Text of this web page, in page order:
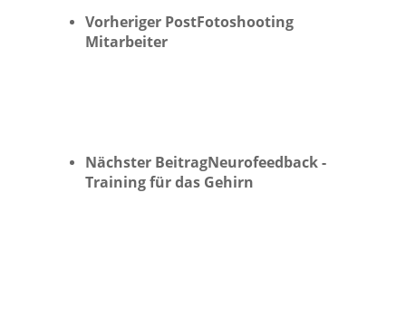
Vorheriger PostFotoshooting
Mitarbeiter
Nächster BeitragNeurofeedback -
Training für das Gehirn